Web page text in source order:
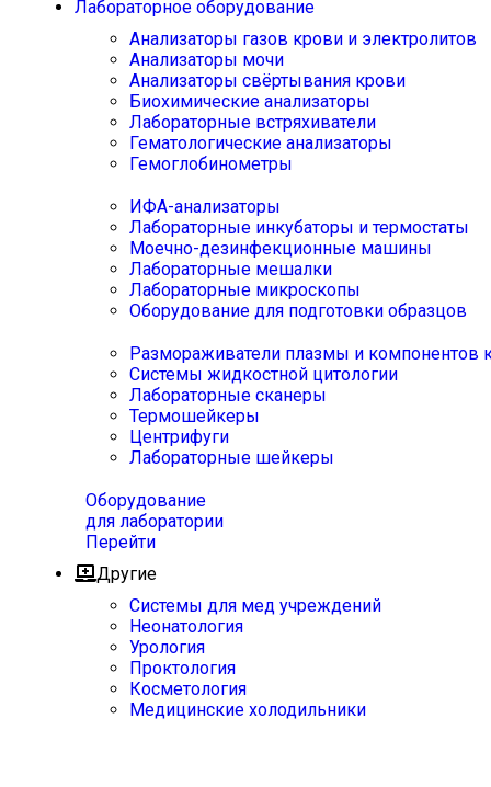
Лабораторное оборудование
Анализаторы газов крови и электролитов
Анализаторы мочи
Анализаторы свёртывания крови
Биохимические анализаторы
Лабораторные встряхиватели
Гематологические анализаторы
Гемоглобинометры
ИФА-анализаторы
Лабораторные инкубаторы и термостаты
Моечно-дезинфекционные машины
Лабораторные мешалки
Лабораторные микроскопы
Оборудование для подготовки образцов
Размораживатели плазмы и компонентов
Системы жидкостной цитологии
Лабораторные сканеры
Термошейкеры
Центрифуги
Лабораторные шейкеры
Оборудование
для лаборатории
Перейти
Другие
Системы для мед учреждений
Неонатология
Урология
Проктология
Косметология
Медицинские холодильники